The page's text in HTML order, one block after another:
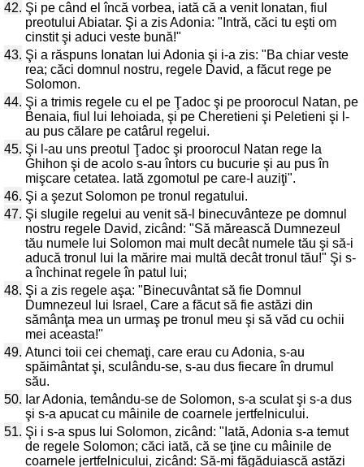
42. Şi pe când el încă vorbea, iată că a venit Ionatan, fiul
preotului Abiatar. Şi a zis Adonia: "Intră, căci tu eşti om
cinstit şi aduci veste bună!"
43. Şi a răspuns Ionatan lui Adonia şi i-a zis: "Ba chiar veste
rea; căci domnul nostru, regele David, a făcut rege pe
Solomon.
44. Şi a trimis regele cu el pe Ţadoc şi pe proorocul Natan, pe
Benaia, fiul lui Iehoiada, şi pe Cheretieni şi Peletieni şi l-
au pus călare pe catârul regelui.
45. Şi l-au uns preotul Ţadoc şi proorocul Natan rege la
Ghihon şi de acolo s-au întors cu bucurie şi au pus în
mişcare cetatea. Iată zgomotul pe care-l auziţi".
46. Şi a şezut Solomon pe tronul regatului.
47. Şi slugile regelui au venit să-l binecuvânteze pe domnul
nostru regele David, zicând: "Să mărească Dumnezeul
tău numele lui Solomon mai mult decât numele tău şi să-i
aducă tronul lui la mărire mai multă decât tronul tău!" Şi s-
a închinat regele în patul lui;
48. Şi a zis regele aşa: "Binecuvântat să fie Domnul
Dumnezeul lui Israel, Care a făcut să fie astăzi din
sămânţa mea un urmaş pe tronul meu şi să văd cu ochii
mei aceasta!"
49. Atunci toii cei chemaţi, care erau cu Adonia, s-au
spăimântat şi, sculându-se, s-au dus fiecare în drumul
său.
50. Iar Adonia, temându-se de Solomon, s-a sculat şi s-a dus
şi s-a apucat cu mâinile de coarnele jertfelnicului.
51. Şi i s-a spus lui Solomon, zicând: "Iată, Adonia s-a temut
de regele Solomon; căci iată, că se ţine cu mâinile de
coarnele jertfelnicului, zicând: Să-mi făgăduiască astăzi